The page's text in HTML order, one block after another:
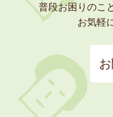
普段お困りのこ
お気軽